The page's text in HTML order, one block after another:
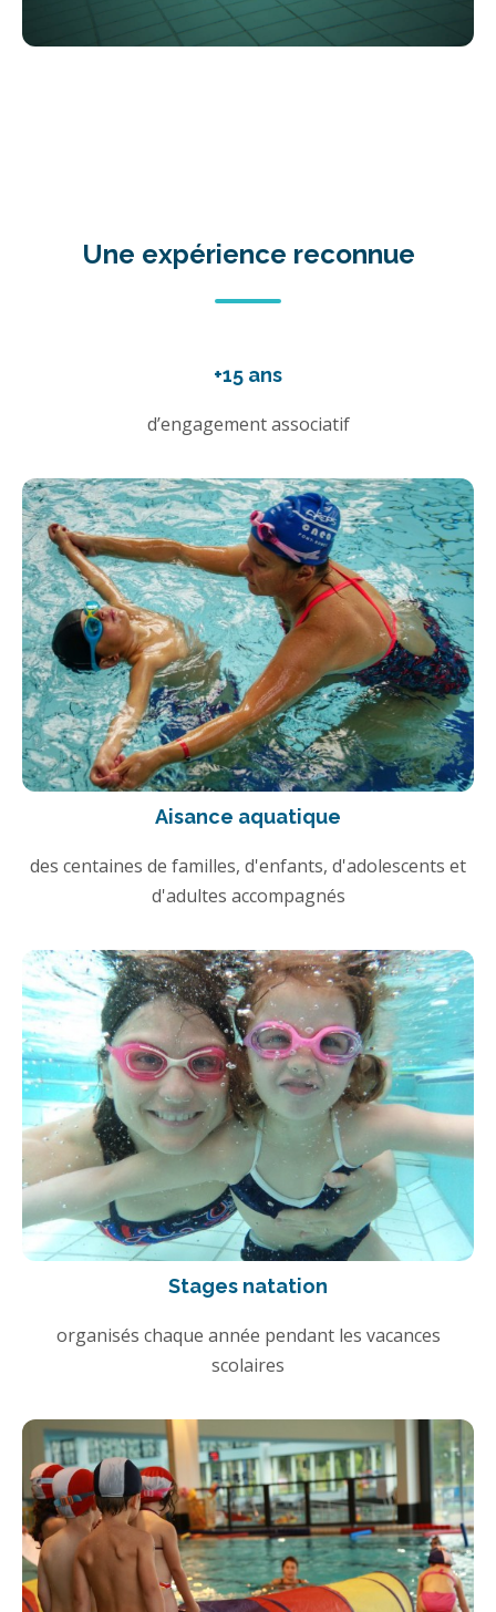
Une expérience reconnue
+15 ans
d’engagement associatif
Aisance aquatique
des centaines de familles, d'enfants, d'adolescents et
d'adultes accompagnés
Stages natation
organisés chaque année pendant les vacances
scolaires